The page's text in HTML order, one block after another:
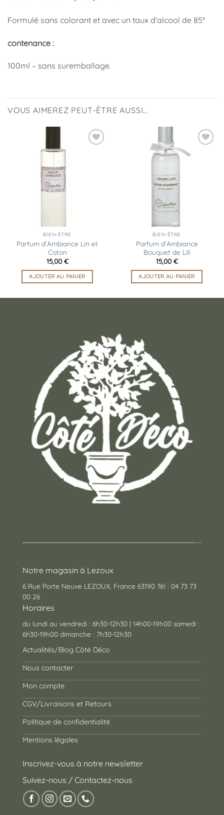
Formulé sans colorant et avec un taux d’alcool de 85°
contenance :
100ml – sans suremballage.
VOUS AIMEREZ PEUT-ÊTRE AUSSI…
BIEN-ÊTRE
Parfum d’Ambiance Lin et
Coton
15,00 €
AJOUTER AU PANIER
BIEN-ÊTRE
Parfum d’Ambiance
Bouquet de Lili
15,00 €
AJOUTER AU PANIER
Notre magasin à Lezoux
6 Rue Porte Neuve LEZOUX, France 63190 Tél : 04 73 73
00 26
Horaires
du lundi au vendredi : 6h30-12h30 | 14h00-19h00 samedi :
6h30-19h00 dimanche : 7h30-12h30
Actualités/Blog Côté Déco
Nous contacter
Mon compte
CGV/Livraisons et Retours
Politique de confidentialité
Mentions légales
Inscrivez-vous à notre newsletter
Suivez-nous / Contactez-nous